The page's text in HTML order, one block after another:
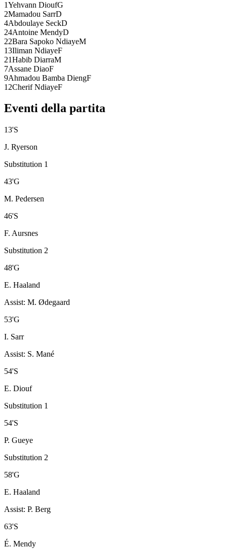
1Yehvann DioufG
2Mamadou SarrD
4Abdoulaye SeckD
24Antoine MendyD
22Bara Sapoko NdiayeM
13Iliman NdiayeF
21Habib DiarraM
7Assane DiaoF
9Ahmadou Bamba DiengF
12Cherif NdiayeF
Eventi della partita
13'S
J. Ryerson
Substitution 1
43'G
M. Pedersen
46'S
F. Aursnes
Substitution 2
48'G
E. Haaland
Assist: M. Ødegaard
53'G
I. Sarr
Assist: S. Mané
54'S
E. Diouf
Substitution 1
54'S
P. Gueye
Substitution 2
58'G
E. Haaland
Assist: P. Berg
63'S
É. Mendy